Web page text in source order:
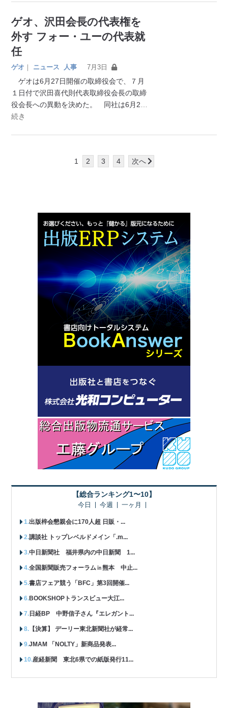
ゲオ、沢田会長の代表権を
外す フォー・ユーの代表就
任
ゲオ ｜ ニュース 人事 7月3日
ゲオは6月27日開催の取締役会で、７月
１日付で沢田喜代則代表取締役会長の取締
役会長への異動を決めた。 同社は6月2
続き
1 2 3 4 次へ
【総合ランキング1〜10】
今日 今週 一ヶ月
出版梓会懇親会に170人超 日販・...
講談社 トップレベルドメイン「.m...
中日新聞社 福井県内の中日新聞 1...
全国新聞販売フォーラム㏌熊本 中止...
書店フェア競う「BFC」第3回開催...
BOOKSHOPトランスビュー大江...
日経BP 中野信子さん『エレガント...
【決算】 デーリー東北新聞社が経常...
JMAM 「NOLTY」新商品発表...
産経新聞 東北6県での紙版発行11...